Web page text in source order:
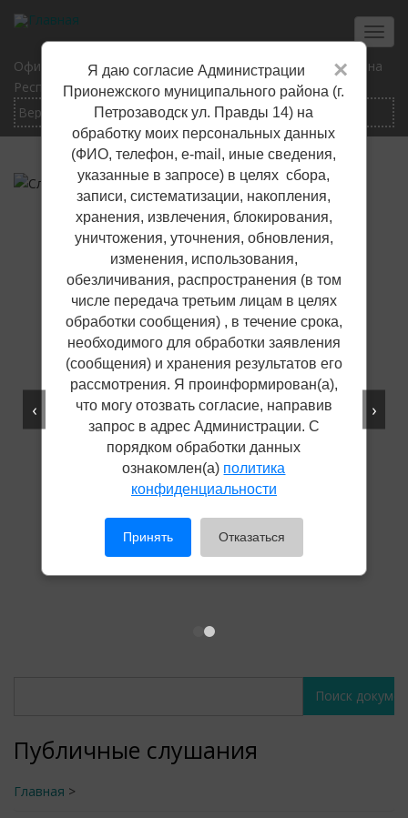
Перейти
основному
содержанию
×
Я даю согласие Администрации
Прионежского муниципального района (г.
Петрозаводск ул. Правды 14) на
обработку моих персональных данных
(ФИО, телефон, е-mail, иные сведения,
указанные в запросе) в целях сбора,
записи, систематизации, накопления,
хранения, извлечения, блокирования,
уничтожения, уточнения, обновления,
изменения, использования,
обезличивания, распространения (в том
числе передача третьим лицам в целях
обработки сообщения) , в течение срока,
необходимого для обработки заявления
(сообщения) и хранения результатов его
рассмотрения. Я проинформирован(а),
что могу отозвать согласие, направив
запрос в адрес Администрации. С
порядком обработки данных
ознакомлен(а) политика
конфиденциальности
Принять Отказаться
Официальный сайт Прионежского муниципального района
Республики Карелия
‹ ›
Публичные слушания
Главная >